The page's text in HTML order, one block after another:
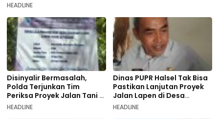
HEADLINE
Disinyalir Bermasalah,
Polda Terjunkan Tim
Periksa Proyek Jalan Tani di
Galala
HEADLINE
Dinas PUPR Halsel Tak Bisa
Pastikan Lanjutan Proyek
Jalan Lapen di Desa
Sambiki
HEADLINE